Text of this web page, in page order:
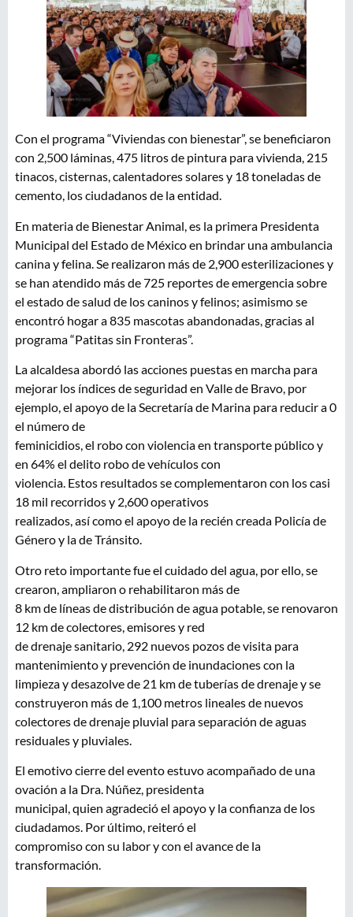
Con el programa “Viviendas con bienestar”, se beneficiaron
con 2,500 láminas, 475 litros de pintura para vivienda, 215
tinacos, cisternas, calentadores solares y 18 toneladas de
cemento, los ciudadanos de la entidad.
En materia de Bienestar Animal, es la primera Presidenta
Municipal del Estado de México en brindar una ambulancia
canina y felina. Se realizaron más de 2,900 esterilizaciones y
se han atendido más de 725 reportes de emergencia sobre
el estado de salud de los caninos y felinos; asimismo se
encontró hogar a 835 mascotas abandonadas, gracias al
programa “Patitas sin Fronteras”.
La alcaldesa abordó las acciones puestas en marcha para
mejorar los índices de seguridad en Valle de Bravo, por
ejemplo, el apoyo de la Secretaría de Marina para reducir a 0
el número de
feminicidios, el robo con violencia en transporte público y
en 64% el delito robo de vehículos con
violencia. Estos resultados se complementaron con los casi
18 mil recorridos y 2,600 operativos
realizados, así como el apoyo de la recién creada Policía de
Género y la de Tránsito.
Otro reto importante fue el cuidado del agua, por ello, se
crearon, ampliaron o rehabilitaron más de
8 km de líneas de distribución de agua potable, se renovaron
12 km de colectores, emisores y red
de drenaje sanitario, 292 nuevos pozos de visita para
mantenimiento y prevención de inundaciones con la
limpieza y desazolve de 21 km de tuberías de drenaje y se
construyeron más de 1,100 metros lineales de nuevos
colectores de drenaje pluvial para separación de aguas
residuales y pluviales.
El emotivo cierre del evento estuvo acompañado de una
ovación a la Dra. Núñez, presidenta
municipal, quien agradeció el apoyo y la confianza de los
ciudadamos. Por último, reiteró el
compromiso con su labor y con el avance de la
transformación.